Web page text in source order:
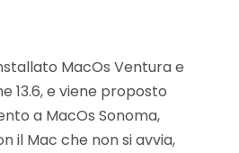
MacOs Ventura e
13.6, e viene proposto
a MacOs Sonoma,
il Mac che non si avvia,